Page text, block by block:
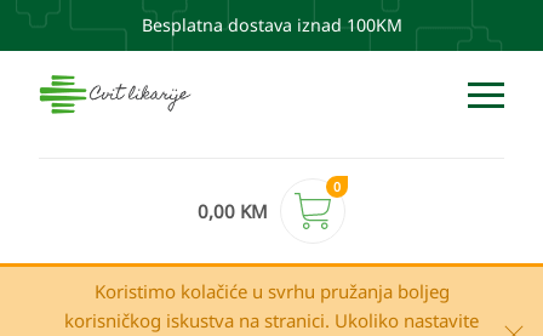
Besplatna dostava iznad 100KM
0,00 KM
0
Koristimo kolačiće u svrhu pružanja boljeg
korisničkog iskustva na stranici. Ukoliko nastavite